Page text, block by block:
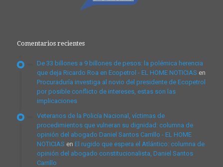
Comentarios recientes
De 33 billones a 9 billones de pesos: la polémica herencia
que deja Ricardo Roa en Ecopetrol - EL HOME NOTICIAS en
Procuraduría investiga al novio del presidente de Ecopetrol
por posible conflicto de intereses, estas son las
implicaciones
Veteranos de la Policía Nacional, víctimas de
procedimientos que vulneran su dignidad: columna de
opinión del abogado Daniel Santos Carrillo - EL HOME
NOTICIAS en El rugido que espera el Atlántico: columna de
opinión del abogado constitucionalista, Daniel Santos
Carrillo